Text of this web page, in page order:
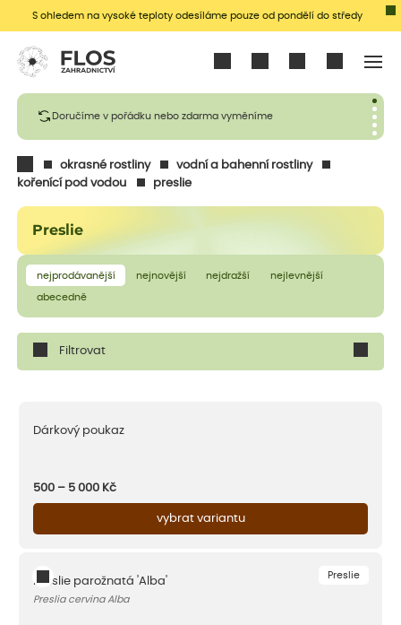
S ohledem na vysoké teploty odesíláme pouze od pondělí do středy
Doručíme v pořádku nebo zdarma vyměníme
okrasné rostliny
vodní a bahenní rostliny
kořenící pod vodou
preslie
Preslie
nejprodávanější nejnovější nejdražší nejlevnější
abecedně
Filtrovat
Dárkový poukaz
500 – 5 000 Kč
vybrat variantu
Preslie
Preslie parožnatá 'Alba'
Preslia cervina Alba